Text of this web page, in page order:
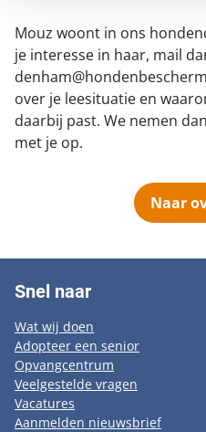
Mouz woont in ons
je interesse in haar, mail
over je leesituatie en
daarbij past. We nemen
met je op.
Naar
Snel naar
Wat wij doen
Adopteer een senior
Opvangcentrum
Veelgestelde vragen
Vacatures
Aanmelden nieuwsbrief